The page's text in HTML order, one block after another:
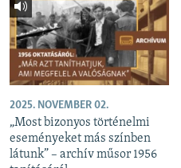
2025. NOVEMBER 02.
„Most bizonyos történelmi
eseményeket más színben
látunk” – archív műsor 1956